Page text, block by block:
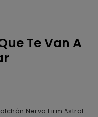
Te Van A
Nerva Firm Astral...